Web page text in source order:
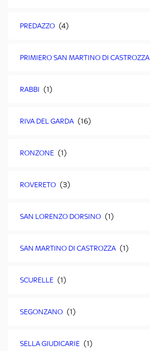
PREDAZZO
PRIMIERO SAN MARTINO DI CASTROZZA
RABBI
RIVA DEL GARDA
RONZONE
ROVERETO
SAN LORENZO DORSINO
SAN MARTINO DI CASTROZZA
SCURELLE
SEGONZANO
SELLA GIUDICARIE